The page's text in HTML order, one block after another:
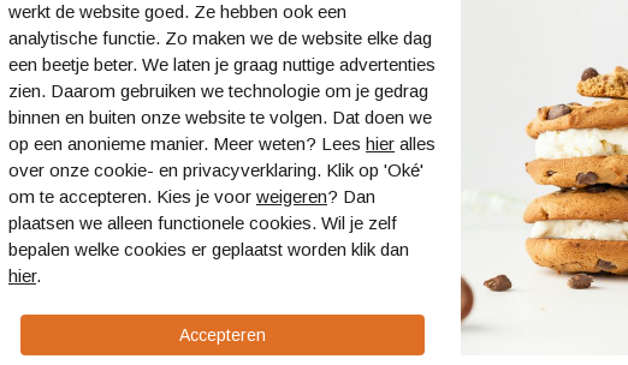
blizzard Firebird S TI +
TPX12 Demo
BS8A4219AG-001
€ 799,99 € 699,99
blizzard Phoenix R13 CA
TPC11 Demo W
BS8A4221BE-001
€ 599,99 € 499,99
€
werkt de website goed. Ze hebben ook een
analytische functie. Zo maken we de website elke dag
een beetje beter. We laten je graag nuttige advertenties
zien. Daarom gebruiken we technologie om je gedrag
binnen en buiten onze website te volgen. Dat doen we
op een anonieme manier. Meer weten? Lees hier alles
over onze cookie- en privacyverklaring. Klik op 'Oké'
om te accepteren. Kies je voor weigeren? Dan
plaatsen we alleen functionele cookies. Wil je zelf
bepalen welke cookies er geplaatst worden klik dan
hier.